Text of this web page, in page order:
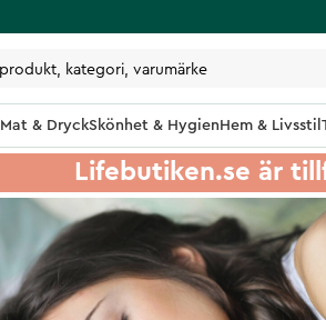
Mat & DryckSkönhet & HygienHem & Livsstil
Lifebutiken.se är